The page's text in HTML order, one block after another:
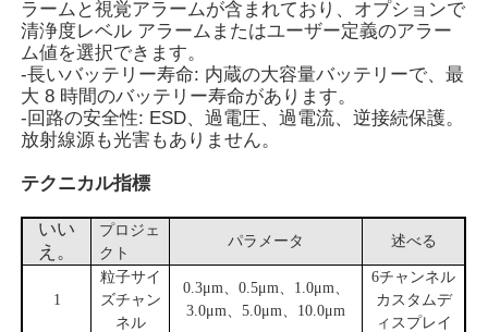
台湾・フイボ超音波器系
光ファイバー温度計
赤外線放射率測定器
ラームと視覚アラームが含まれており、オプションで
清浄度レベル アラームまたはユーザー定義のアラー
ム値を選択できます。
-長いバッテリー寿命: 内蔵の大容量バッテリーで、最
大 8 時間のバッテリー寿命があります。
-回路の安全性: ESD、過電圧、過電流、逆接続保護。
放射線源も光害もありません。
テクニカル指標
いい
え。
プロジェ
クト
パラメータ 述べる
1
粒子サイ
ズチャン
ネル
0.3μm、0.5μm、1.0μm、
3.0μm、5.0μm、10.0μm
6チャンネル
カスタムデ
ィスプレイ